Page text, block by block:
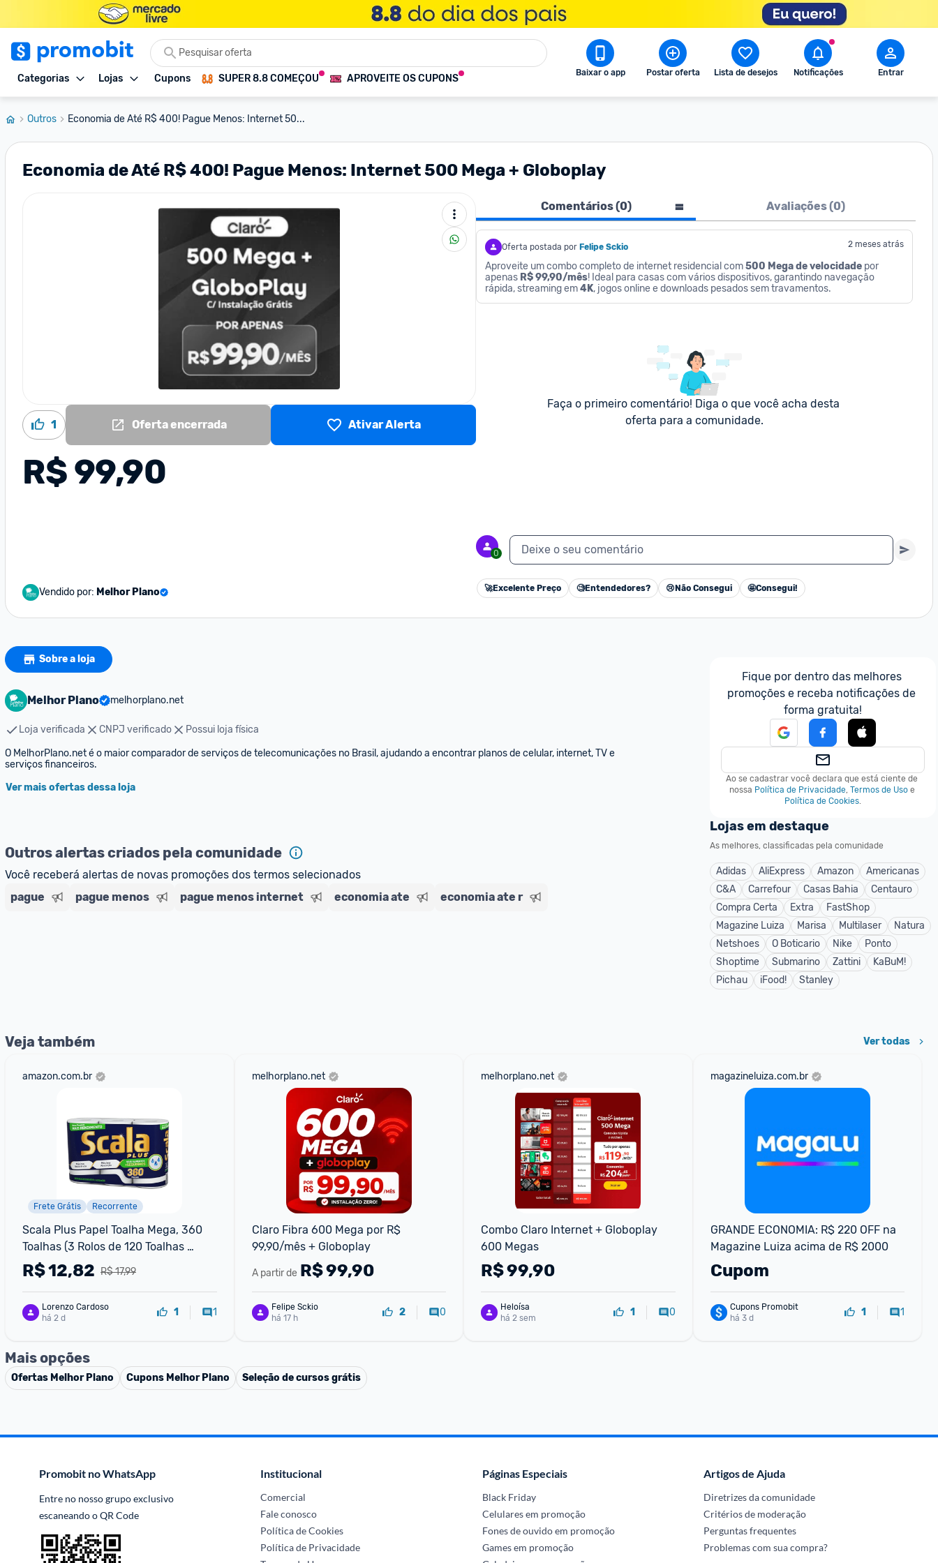
Categorias Lojas Cupons SUPER 8.8 COMEÇOU APROVEITE OS CUPONS Baixar o app Postar oferta Lista de desejos Notificações Entrar
Outros Economia de Até R$ 400! Pague Menos: Internet 50...
Economia de Até R$ 400! Pague Menos: Internet 500 Mega + Globoplay
1 Oferta encerrada Ativar Alerta
R$ 99,90
Vendido por: Melhor Plano
Comentários (0) Avaliações (0)
Oferta postada por Felipe Sckio 2 meses atrás
Aproveite um combo completo de internet residencial com 500 Mega de velocidade por
apenas R$ 99,90/mês! Ideal para casas com vários dispositivos, garantindo navegação
rápida, streaming em 4K, jogos online e downloads pesados sem travamentos.
Faça o primeiro comentário! Diga o que você acha desta
oferta para a comunidade.
0 Deixe o seu comentário
🚀Excelente Preço 🧐Entendedores? 😢 Não Consegui 🤩Consegui!
Sobre a loja
Melhor Plano melhorplano.net
Loja verificada CNPJ verificado
Possui loja física
O MelhorPlano.net é o maior comparador de serviços de telecomunicações no Brasil, ajudando a encontrar planos de celular, internet, TV e
serviços financeiros.
Ver mais ofertas dessa loja
Outros alertas criados pela comunidade
Você receberá alertas de novas promoções dos termos selecionados
pague
pague menos pague menos internet economia ate economia ate r
Fique por dentro das melhores
promoções e receba notificações de
forma gratuita!
Ao se cadastrar você declara que está ciente de
nossa Política de Privacidade, Termos de Uso e
Política de Cookies.
Lojas em destaque
As melhores, classificadas pela comunidade
Adidas AliExpress Amazon
Americanas
C&A
Carrefour Casas Bahia
Centauro
Compra Certa
Extra
FastShop
Magazine Luiza
Marisa Multilaser
Natura
Netshoes
O Boticario Nike
Ponto
Shoptime
Submarino Zattini
KaBuM!
Pichau
iFood! Stanley
Veja também Ver todas
amazon.com.br
Frete Grátis Recorrente
Scala Plus Papel Toalha Mega, 360
Toalhas (3 Rolos de 120 Toalhas
Cada)
R$ 17,99
R$12,82
Lorenzo Cardoso
há 2 d
1 1
melhorplano.net
Claro Fibra 600 Mega por R$
99,90/mês + Globoplay
A partir de R$99,90
Felipe Sckio
há 17 h
2 0
melhorplano.net
Combo Claro Internet + Globoplay
600 Megas
R$99,90
Heloísa
há 2 sem
1 0
magazineluiza.com.br
GRANDE ECONOMIA: R$ 220 OFF na
Magazine Luiza acima de R$ 2000
Cupom
Cupons Promobit
há 3 d
1 1
Mais opções
Ofertas Melhor Plano Cupons Melhor Plano Seleção de cursos grátis
Promobit no WhatsApp
Entre no nosso grupo exclusivo
escaneando o QR Code
Institucional
Comercial
Fale conosco
Política de Cookies
Política de Privacidade
Páginas Especiais
Black Friday
Celulares em promoção
Fones de ouvido em promoção
Games em promoção
Artigos de Ajuda
Diretrizes da comunidade
Critérios de moderação
Perguntas frequentes
Problemas com sua compra?